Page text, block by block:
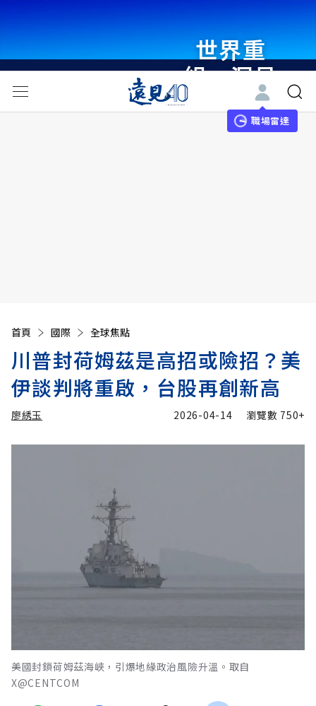
世界重
組・洞見
未來 與
世界領袖
職場雷達
首頁 國際 全球焦點
川普封荷姆茲是高招或險招？美
伊談判將重啟，台股再創新高
廖綉玉 2026-04-14 瀏覽數 750+
美國封鎖荷姆茲海峽，引爆地緣政治風險升溫。取自
X@CENTCOM